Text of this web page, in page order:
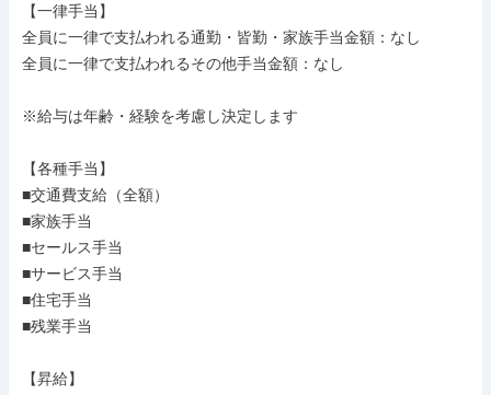
【一律手当】
全員に一律で支払われる通勤・皆勤・家族手当金額：なし
全員に一律で支払われるその他手当金額：なし
※給与は年齢・経験を考慮し決定します
【各種手当】
■交通費支給（全額）
■家族手当
■セールス手当
■サービス手当
■住宅手当
■残業手当
【昇給】